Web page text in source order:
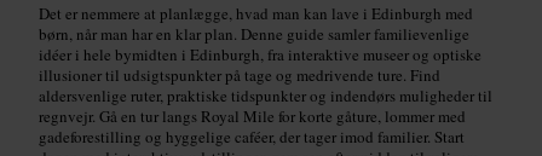
Det er nemmere at planlægge, hvad man kan lave i Edinburgh med
børn, når man har en klar plan. Denne guide samler familievenlige
idéer i hele bymidten i Edinburgh, fra interaktive museer og optiske
illusioner til udsigtspunkter på tage og medrivende ture. Find
aldersvenlige ruter, praktiske tidspunkter og indendørs muligheder til
regnvejr. Gå en tur langs Royal Mile for korte gåture, lommer med
gadeforestilling og hyggelige caféer, der tager imod familier. Start